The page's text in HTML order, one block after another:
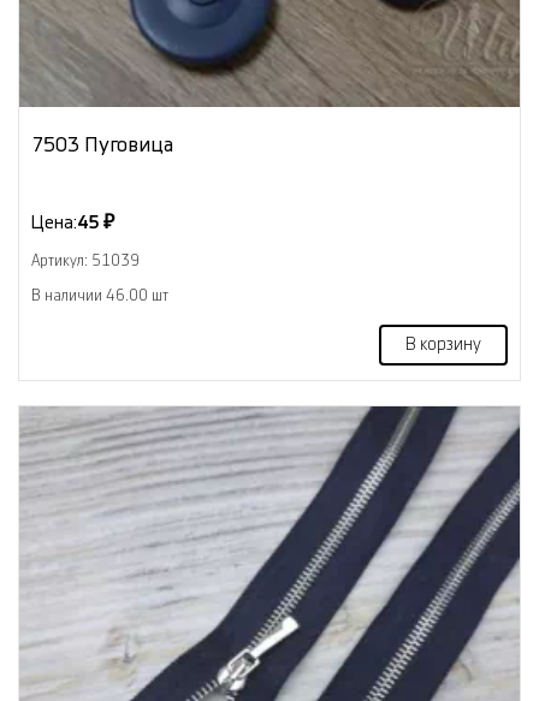
7503 Пуговица
Цена:45 ₽
Артикул: 51039
В наличии 46.00 шт
В корзину